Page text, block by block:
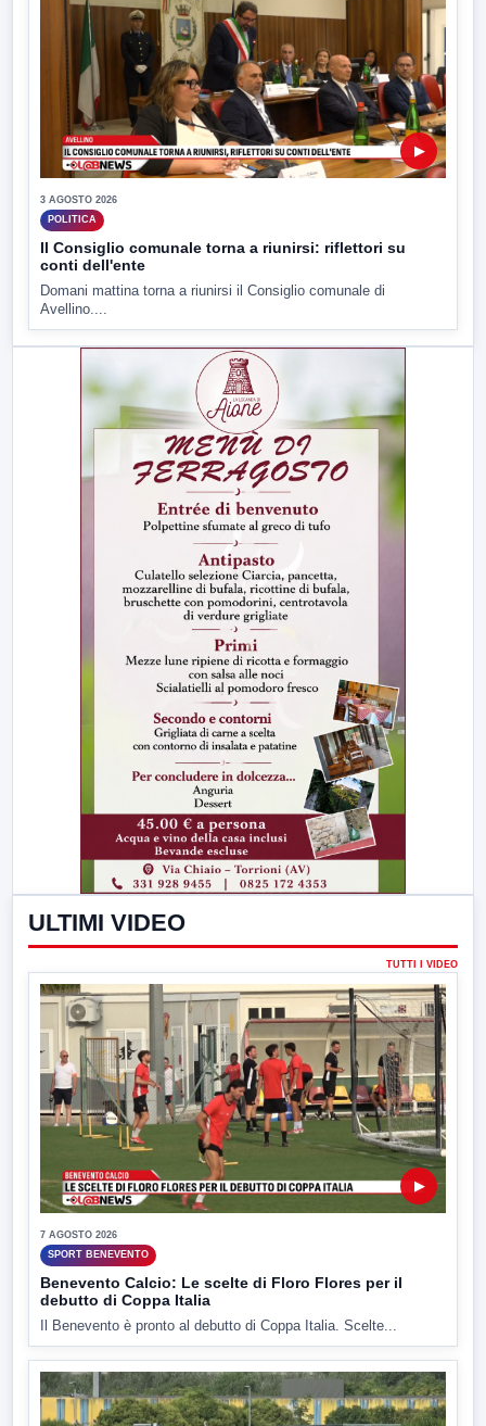
▶
3 AGOSTO 2026
POLITICA
Il Consiglio comunale torna a riunirsi: riflettori su
conti dell'ente
Domani mattina torna a riunirsi il Consiglio comunale di
Avellino....
ULTIMI VIDEO
TUTTI I VIDEO
▶
7 AGOSTO 2026
SPORT BENEVENTO
Benevento Calcio: Le scelte di Floro Flores per il
debutto di Coppa Italia
Il Benevento è pronto al debutto di Coppa Italia. Scelte...